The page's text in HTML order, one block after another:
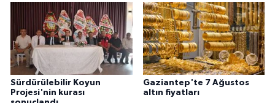
Sürdürülebilir Koyun
Projesi'nin kurası
Gaziantep'te 7 Ağustos
altın fiyatları